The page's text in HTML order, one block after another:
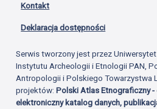
Kontakt
Deklaracja dostępności
Serwis tworzony jest przez
Instytutu Archeologii i Etnologii PAN,
Antropologii i Polskiego Towarzystwa
projektów:Polski Atlas Etnograficzny
elektroniczny katalog danych,